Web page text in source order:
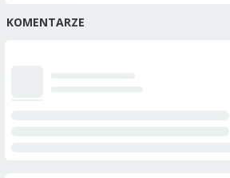
KOMENTARZE